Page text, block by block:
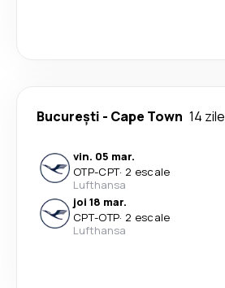
București - Cape Town 14 zile
vin. 05 mar.
OTP-CPT· 2 escale
Lufthansa
joi 18 mar.
CPT-OTP· 2 escale
Lufthansa